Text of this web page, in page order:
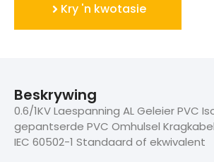
Kry 'n kwotasie
Beskrywing
0.6/1KV Laespanning AL Geleier PVC
gepantserde PVC Omhulsel Kragkabel
IEC 60502-1 Standaard of ekwivalent